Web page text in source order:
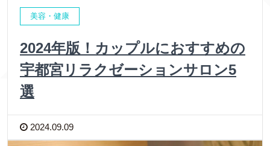
美容・健康
2024年版！カップルにおすすめの
宇都宮リラクゼーションサロン5
選
2024.09.09